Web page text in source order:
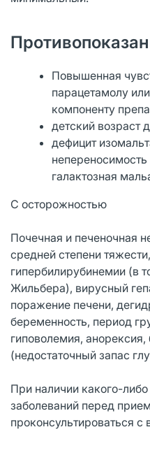
Повышенная
парацетамолу
компоненту
детский возраст
дефицит
галактозная
С осторожностью
Почечная и печеночная
средней степени
гипербилирубинемии (в
Жильбера), вирусный
поражение печени,
беременность, период
гиповолемия,
(недостаточный запас
При наличии какого-
заболеваний перед
проконсультироваться с